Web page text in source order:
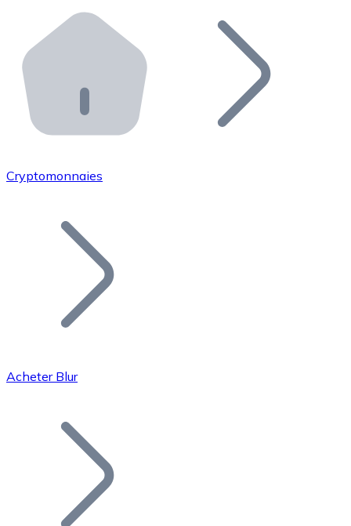
Distributeurs automatiques Bitnovo
Intégrez un ATM Bitnovo dans votre entreprise et
API Bitnovo
Intégrez notre API dans votre écosystème.
Rejoignez notre réseau de distributeurs et
Ajoutez le token de votre projet à notre service
Bitcoin
Cryptomonnaies
Acheter Blur